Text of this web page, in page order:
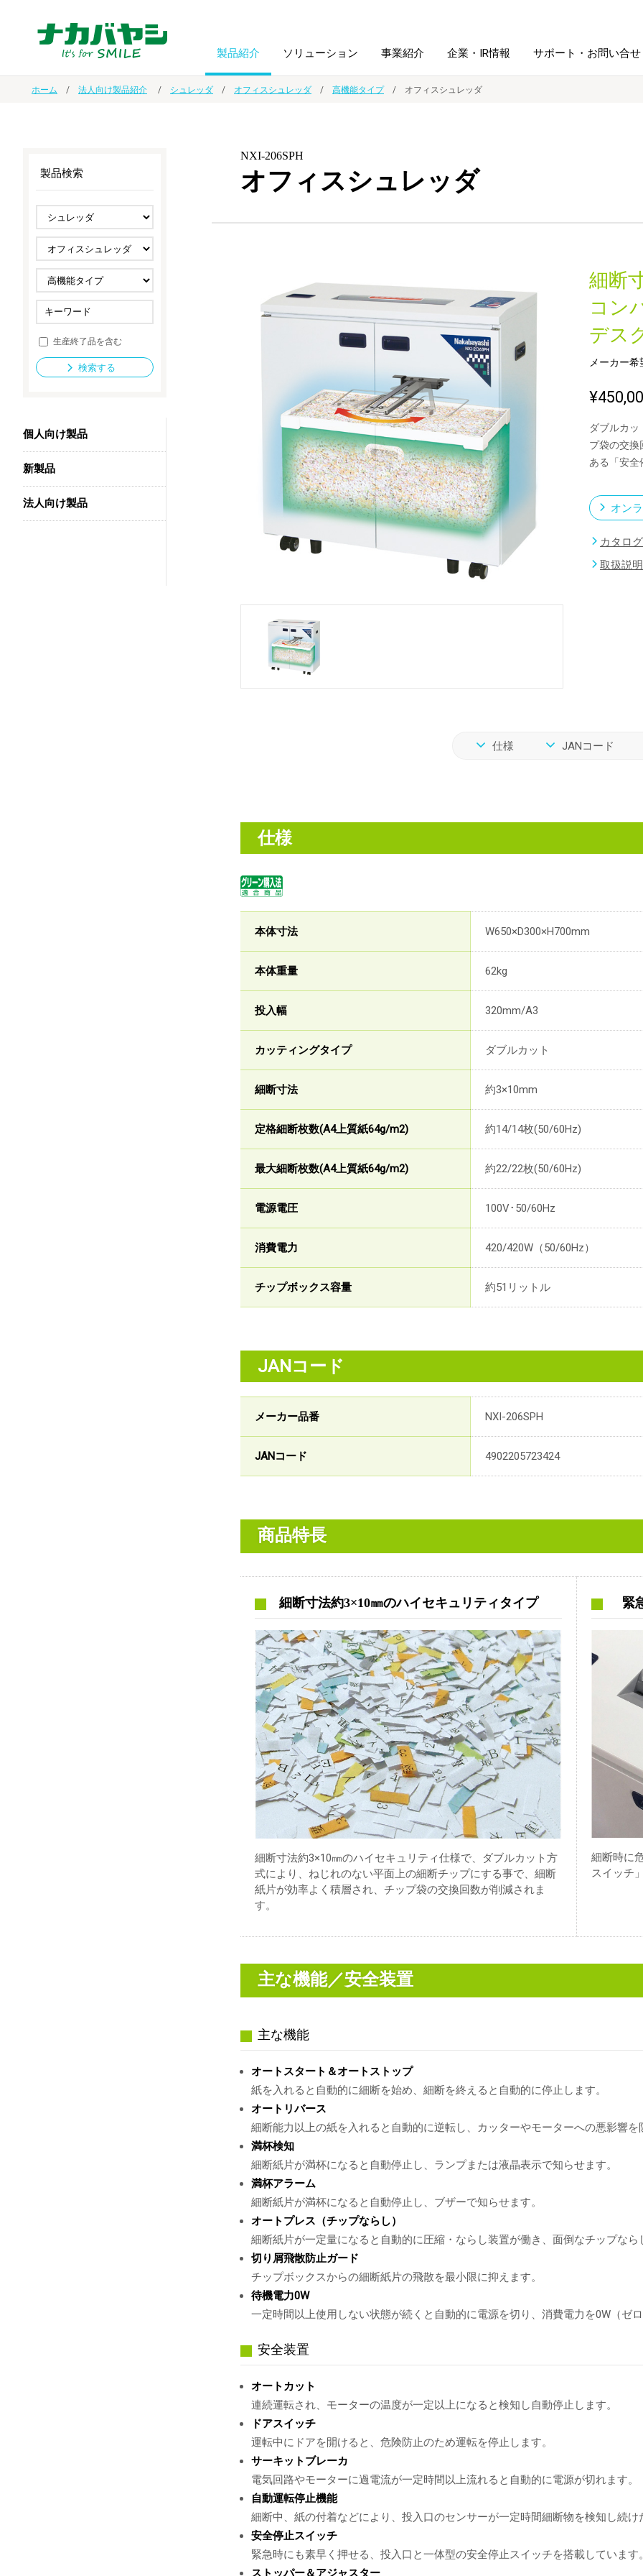
製品紹介
ノート・紙製品
ファイル・
ホルダー用品
スマートフォン・
タブレット関連
防災・
セキュリティ用品
シルバー デジタル文具
法人向け製品 新製品一覧
ソリューション
オーダー手帳・ノベルティ制作 学校ソリューション
ドキュメントスキャニングサービス
導入事例
事業紹介 企業・IR情報
IR情報 沿革
サステナビリティ
サポート・お問い合せ
ホーム 法人向け製品紹介 シュレッダ オフィスシュレッダ 高機能タイプ オフィスシュレッダ
NXI-206SPH
オフィスシュレッダ
細断
コン
デス
メーカー
ダブルカ
プ袋の交換
ある「安全
オン
カタログ
取扱説
仕様 JANコード
仕様
本体寸法 W650×D300×H700mm
本体重量 62kg
投入幅 320mm/A3
カッティングタイプ ダブルカット
細断寸法 約3×10mm
定格細断枚数(A4上質紙64g/m2) 約14/14枚(50/60Hz)
最大細断枚数(A4上質紙64g/m2) 約22/22枚(50/60Hz)
電源電圧 100V･50/60Hz
消費電力 420/420W（50/60Hz）
チップボックス容量 約51リットル
JANコード
メーカー品番 NXI-206SPH
JANコード 4902205723424
商品特長
細断寸法約3×10㎜のハイセキュリティタイプ
細断寸法約3×10㎜のハイセキュリティ仕様で、ダブルカット方
式により、ねじれのない平面上の細断チップにする事で、細断
紙片が効率よく積層され、チップ袋の交換回数が削減されま
す。
緊
細断時に
スイッチ
主な機能／安全装置
主な機能
オートスタート＆オートストップ
紙を入れると自動的に細断を始め、細断を終えると自動的に停止します。
オートリバース
細断能力以上の紙を入れると自動的に逆転し、カッターやモーターへの悪影響を
満杯検知
細断紙片が満杯になると自動停止し、ランプまたは液晶表示で知らせます。
満杯アラーム
細断紙片が満杯になると自動停止し、ブザーで知らせます。
オートプレス（チップならし）
細断紙片が一定量になると自動的に圧縮・ならし装置が働き、面倒なチップな
切り屑飛散防止ガード
チップボックスからの細断紙片の飛散を最小限に抑えます。
待機電力0W
一定時間以上使用しない状態が続くと自動的に電源を切り、消費電力を0W（ゼ
安全装置
オートカット
連続運転され、モーターの温度が一定以上になると検知し自動停止します。
ドアスイッチ
運転中にドアを開けると、危険防止のため運転を停止します。
サーキットブレーカ
電気回路やモーターに過電流が一定時間以上流れると自動的に電源が切れます。
自動運転停止機能
細断中、紙の付着などにより、投入口のセンサーが一定時間細断物を検知し続
安全停止スイッチ
緊急時にも素早く押せる、投入口と一体型の安全停止スイッチを搭載しています
ストッパー＆アジャスター
製品検索
生産終了品を含む
検索する
個人向け製品
新製品
法人向け製品